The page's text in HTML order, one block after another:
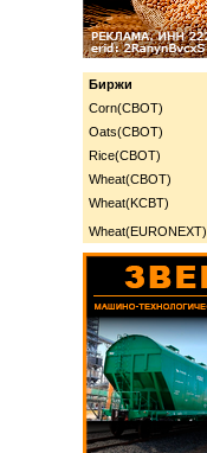
Биржи
Corn(CBOT)
Oats(CBOT)
Rice(CBOT)
Wheat(CBOT)
Wheat(KCBT)
Wheat(EURONEXT)